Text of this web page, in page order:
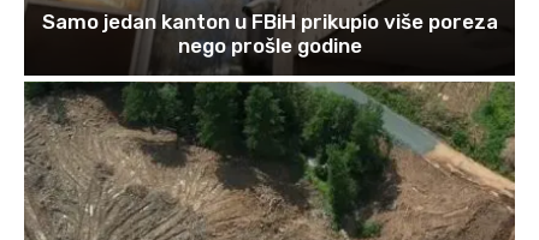
Samo jedan kanton u FBiH prikupio više poreza
nego prošle godine